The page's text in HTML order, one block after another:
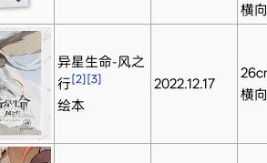
横
异星生命-风之
行[2] [3]
绘本
2022.12.17
横